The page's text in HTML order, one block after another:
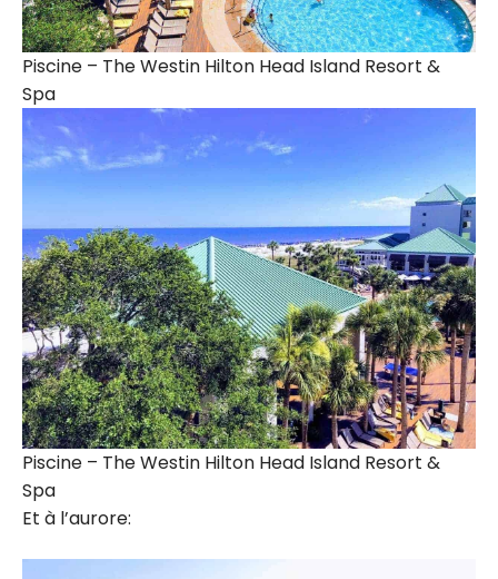
Piscine – The Westin Hilton Head Island Resort &
Spa
Piscine – The Westin Hilton Head Island Resort &
Spa
Et à l’aurore: